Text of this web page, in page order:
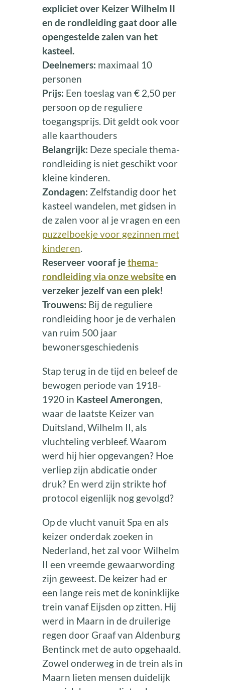
expliciet over Keizer Wilhelm II
en de rondleiding gaat door alle
opengestelde zalen van het
kasteel.
Deelnemers: maximaal 10
personen
Prijs: Een toeslag van € 2,50 per
persoon op de reguliere
toegangsprijs. Dit geldt ook voor
alle kaarthouders
Belangrijk: Deze speciale thema-
rondleiding is niet geschikt voor
kleine kinderen.
Zondagen: Zelfstandig door het
kasteel wandelen, met gidsen in
de zalen voor al je vragen en een
puzzelboekje voor gezinnen met
kinderen.
Reserveer vooraf jethema-
rondleiding via onze websiteen
verzeker jezelf van een plek!
Trouwens: Bij de reguliere
rondleiding hoor je de verhalen
van ruim 500 jaar
bewonersgeschiedenis
Stap terug in de tijd en beleef de
bewogen periode van 1918-
1920 in Kasteel Amerongen,
waar de laatste Keizer van
Duitsland, Wilhelm II, als
vluchteling verbleef. Waarom
werd hij hier opgevangen? Hoe
verliep zijn abdicatie onder
druk? En werd zijn strikte hof
protocol eigenlijk nog gevolgd?
Op de vlucht vanuit Spa en als
keizer onderdak zoeken in
Nederland, het zal voor Wilhelm
II een vreemde gewaarwording
zijn geweest. De keizer had er
een lange reis met de koninklijke
trein vanaf Eijsden op zitten. Hij
werd in Maarn in de druilerige
regen door Graaf van Aldenburg
Bentinck met de auto opgehaald.
Zowel onderweg in de trein als in
Maarn lieten mensen duidelijk